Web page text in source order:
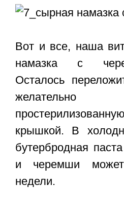
Вот и все, наша
намазка с
Осталось
желательно
крышкой. В
бутербродная
и черемши
недели.